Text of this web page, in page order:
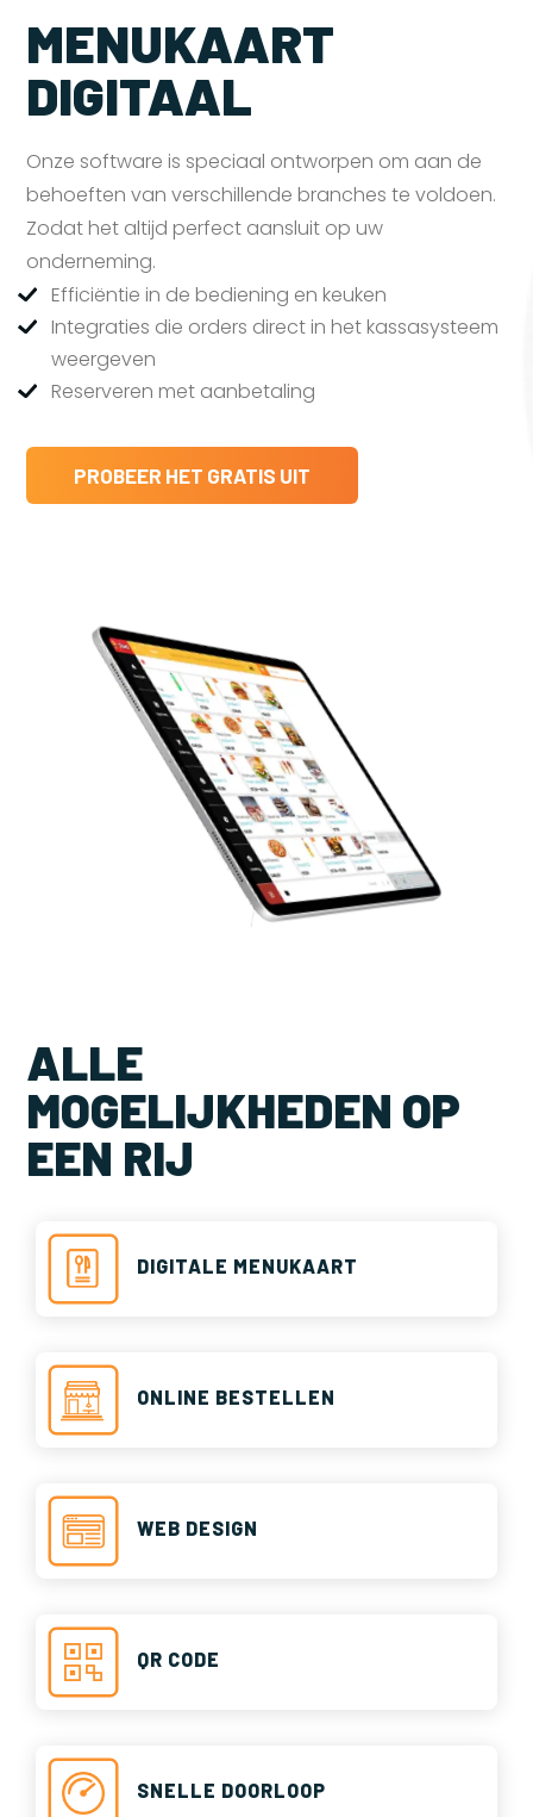
MENUKAART
DIGITAAL
Onze software is speciaal ontworpen om aan de
behoeften van verschillende branches te voldoen.
Zodat het altijd perfect aansluit op uw
onderneming.
Efficiëntie in de bediening en keuken
Integraties die orders direct in het kassasysteem
weergeven
Reserveren met aanbetaling
PROBEER HET GRATIS UIT
ALLE
MOGELIJKHEDEN OP
EEN RIJ
DIGITALE MENUKAART
ONLINE BESTELLEN
WEB DESIGN
QR CODE
SNELLE DOORLOOP